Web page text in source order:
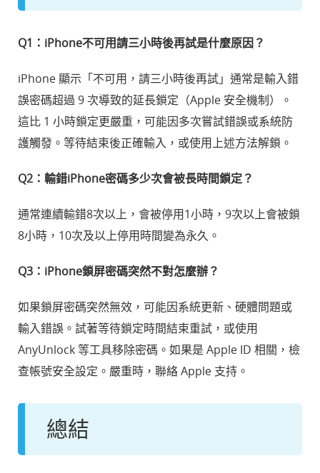
Q1：iPhone不可用請三小時後再試是什麼原因？
iPhone 顯示「不可用，請三小時後再試」通常是輸入錯
誤密碼超過 9 次導致的延長鎖定（Apple 安全機制）。
這比 1 小時鎖定更嚴重，可能因多次嘗試錯誤或系統防
護觸發。等待結束後正確輸入，或使用上述方法解鎖。
Q2：輸錯iPhone密碼多少次會被長時間鎖定？
通常連續輸錯8次以上，會被停用1小時，9次以上會被鎖
8小時，10次及以上停用時間變為永久。
Q3：iPhone鎖屏密碼突然不對怎麼辦？
如果鎖屏密碼突然無效，可能因系統更新、硬體問題或
輸入錯誤。試著等待鎖定時間結束重試，或使用
AnyUnlock 等工具移除密碼。如果是 Apple ID 相關，檢
查帳號安全設定。嚴重時，聯絡 Apple 支持。
總結